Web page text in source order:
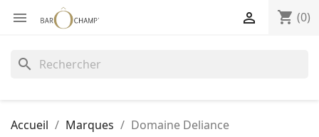
 shopping_cart (0)

search
Accueil Marques Domaine Deliance